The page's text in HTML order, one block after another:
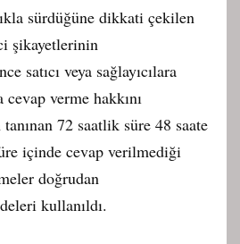
sürdüğüne dikkati çekilen
şikayetlerinin
satıcı veya sağlayıcılara
cevap verme hakkını
72 saatlik süre 48 saate
içinde cevap verilmediği
doğrudan
kullanıldı.